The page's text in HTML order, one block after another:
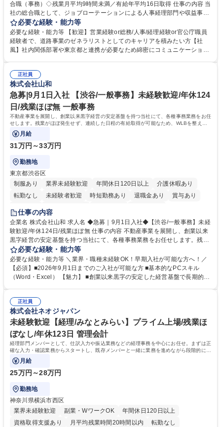
合職（事務）◇残業月平均9時間未満／有給年平均16日取得 仕事の内容 当
社の総合職として、ジョブローテーションによる人事経理部門や収益事業
等のフロント部門の部署等幅広い部署での業務をお任せいたします。研修
制度やキャリア支援が充実しております！ ※下記業務詳細 【業務詳細】■
管理部門：広報、人事、経理など当公社の運営に係る管理業務 ■収益部
門：駐車場の新規開拓、管理運営、新宿駅西口広場の「イベントコーナ
道路施設や道路工事現場の見学ツアー事業 ※入社後は上記いずれかの部門
へ配属。※業務内容変更の範囲：会社の定める業務 募集職種 【都庁グル
ープ】総合職（事務）◇残業月平均9時間未満／有給年平均16日取得
必要な経験・能力等
必要な経験・能力等 【歓迎】営業経験or総務/人事/経理経験or官公庁職員
経験者で、道路事業のゼネラリストとしてのキャリアを積みたい方【社
風】社内関係部署や東京都と連携が必要なため綿密にコミュニケーション
部門など多岐に渡る業務を経験できます。 ■様々なプロジェクト：駐車場
事業の他、新宿駅西口広場内に設置された照明を兼ねた広告「ブライトサ
イン」の管理運営を行うなど、事業収益を生み出す活動を積極的に行って
います。 学歴・資格 学歴：大学院 大学 高専 短大 専修学校 高校 語学力：
資格：
正社員
株式会社山和
急募|9月1日入社 【渋谷/一般事務】未経験歓迎/年休124
日/残業ほぼ無 一般事務
不動産事業を展開し、創業以来黒字経営の安定基盤を持つ当社にて、各種事務業務をお任
せします。残業がほぼ発生せず、連続した日程の有給取得が可能なため、WLBを整えた
い方にお勧めの環境です！
月給
31万円～33万円
勤務地
東京都渋谷区
制服あり
業界未経験歓迎 年間休日120日以上
介護休暇あり
転勤なし
未経験者歓迎 時短勤務あり 退職金あり
賞与あり
育休あり
完全週休2日制
仕事の内容
企業名 株式会社山和 求人名 ◆急募｜9月1日入社◆【渋谷/一般事務】未経
験歓迎/年休124日/残業ほぼ無 仕事の内容 不動産事業を展開し、創業以来
黒字経営の安定基盤を持つ当社にて、各種事務業務をお任せします。残業
がほぼ発生せず、連続した日程の有給取得が可能なため、WLBを整えたい
方にお勧めの環境です！ 入社後はOJTを通じて丁寧に研修を行いますの
で、事務未経験の方でも安心して臨むことができます。 【業務詳細】■電
話・来客対応 ■物件の鍵や社内の備品管理 ■データ入力や書類作成 ■契約
必要な経験・能力等
必要な経験・能力等 ＼業界・職種未経験OK！早期入社が可能な方へ！／
【必須】■2026年9月1日までのご入社が可能な方 ■基本的なPCスキル
（Word・Excel） 【魅力】 ■創業以来黒字の安定した経営基盤で長期的に
のOJTで業務を習得可能、未経験でもしっかりサポート 学歴・資格 学
歴：大学院 大学 高専 短大 語学力： 資格：
正社員
株式会社ネオジャパン
未経験歓迎【経理/みなとみらい】プライム上場/残業ほ
ぼなし/年休123日 管理会計
経理部門メンバーとして、仕訳入力や振込業務などの経理事務を中心にお任せ。まずは正
確な入力・確認業務からスタートし、既存メンバーと一緒に業務を進めながら段階的に経
理知識を身につけていただきます。
月給
25万円～28万円
勤務地
神奈川県横浜市西区
業界未経験歓迎
副業・WワークOK
年間休日120日以上
資格取得支援あり
月平均残業時間20時間以内 転勤なし